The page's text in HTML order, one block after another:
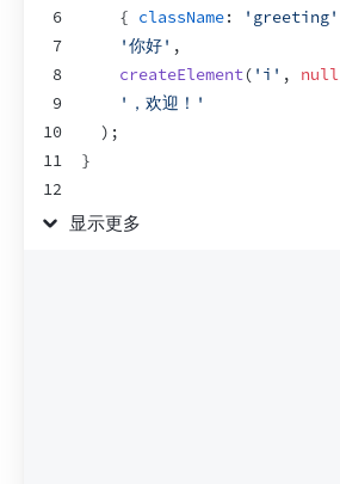
6
7
8
9
10
11
12
13
{ className: 'greeting'
'你好' ,
createElement( 'i' , null
'，欢迎！'
) ;
}
export
显示更多